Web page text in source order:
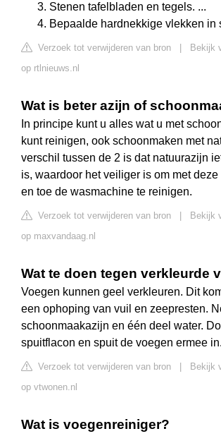
Stenen tafelbladen en tegels. ...
Bepaalde hardnekkige vlekken in
Verzoek tot verwijderen van bron
Bekijk
op rtlnieuws.nl
Wat is beter azijn of
In principe kunt u alles wat u met
kunt reinigen, ook schoonmaken met
verschil tussen de 2 is dat natuurazijn
is, waardoor het veiliger is om met
en toe de wasmachine te reinigen.
Verzoek tot verwijderen van bron
Bekijk
op maxvandaag.nl
Wat te doen tegen verkleurde
Voegen kunnen geel verkleuren. Dit
een ophoping van vuil en zeepresten.
schoonmaakazijn en één deel water.
spuitflacon en spuit de voegen ermee in.
Verzoek tot verwijderen van bron
Bekijk
op vtwonen.nl
Wat is voegenreiniger?